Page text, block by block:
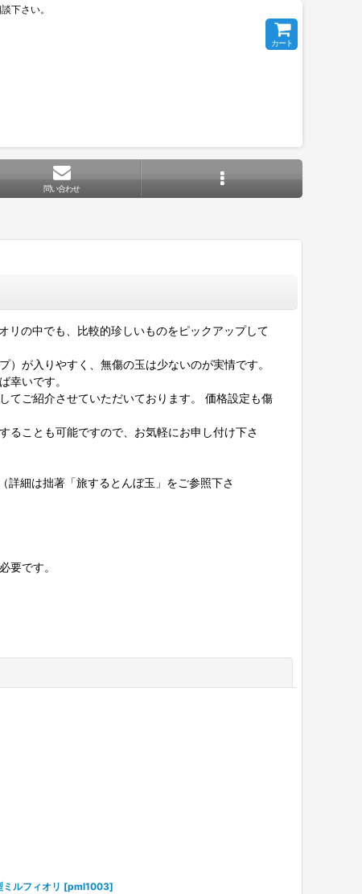
下さい。
カート
問い合わせ
の中でも、比較的珍しいものをピックアップして
が入りやすく、無傷の玉は少ないのが実情です。
幸いです。
てご紹介させていただいております。 価格設定も傷
ることも可能ですので、お気軽にお申し付け下さ
細は拙著「旅するとんぼ玉」をご参照下さ
要です。
ミルフィオリ [pml1003]